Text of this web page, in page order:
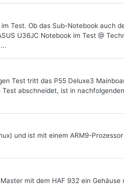
Test. Ob das Sub-Notebook auch
U36JC Notebook im Test @
Test tritt das P55 Deluxe3
abschneidet, ist in
und ist mit einem ARM9-
mit dem HAF 932 ein Gehäuse